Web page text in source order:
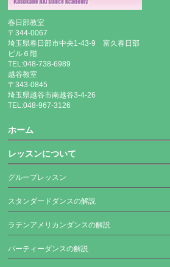
春日部教室
〒344-0067
埼玉県春日部市中央1-43-9 富久春日部
ビル６階
TEL:048-738-6989
越谷教室
〒343-0845
埼玉県越谷市南越谷3-4-26
TEL:048-967-3126
ホーム
レッスンについて
グループレッスン
スタンダードダンスの解説
ラテンアメリカンダンスの解説
パーティーダンスの解説